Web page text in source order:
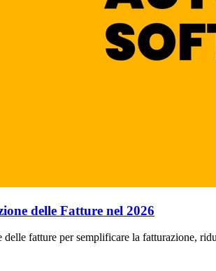
delle Fatture nel 2026
fatture per semplificare la fatturazione,